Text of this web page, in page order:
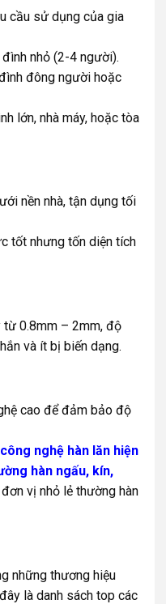
cầu sử dụng của gia
nhỏ (2-4 người).
đông người hoặc
lớn, nhà máy, hoặc tòa
nền nhà, tận dụng tối
tốt nhưng tốn diện tích
từ 0.8mm – 2mm, độ
và ít bị biến dạng.
cao để đảm bảo độ
nghệ hàn lăn hiện
hàn ngấu, kín,
vị nhỏ lẻ thường hàn
những thương hiệu
là danh sách top các